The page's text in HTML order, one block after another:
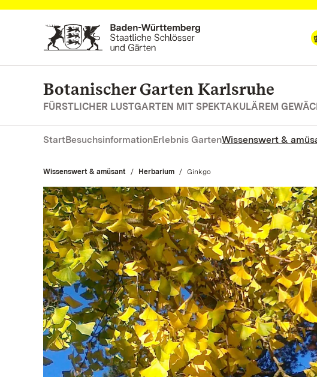
Zum Hauptinhalt springen
Botanischer Garten Karlsruhe
FÜRSTLICHER LUSTGARTEN MIT SPEKTAKULÄREM
StartBesuchsinformationErlebnis GartenWissenswert &
Wissenswert & amüsant Herbarium Aktuell:
Ginkgo